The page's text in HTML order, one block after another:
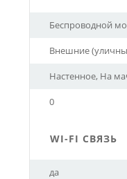
WI-FI СВЯЗЬ
Беспроводной
Внешние
Настенное, На
0
да